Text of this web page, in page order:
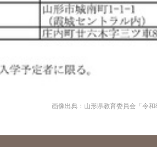
画像出典：山形県教育委員会「令